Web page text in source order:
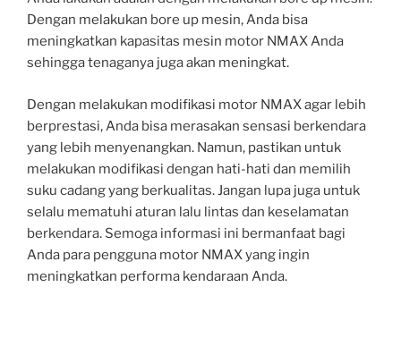
Dengan melakukan bore up mesin, Anda bisa
meningkatkan kapasitas mesin motor NMAX Anda
sehingga tenaganya juga akan meningkat.
Dengan melakukan modifikasi motor NMAX agar lebih
berprestasi, Anda bisa merasakan sensasi berkendara
yang lebih menyenangkan. Namun, pastikan untuk
melakukan modifikasi dengan hati-hati dan memilih
suku cadang yang berkualitas. Jangan lupa juga untuk
selalu mematuhi aturan lalu lintas dan keselamatan
berkendara. Semoga informasi ini bermanfaat bagi
Anda para pengguna motor NMAX yang ingin
meningkatkan performa kendaraan Anda.